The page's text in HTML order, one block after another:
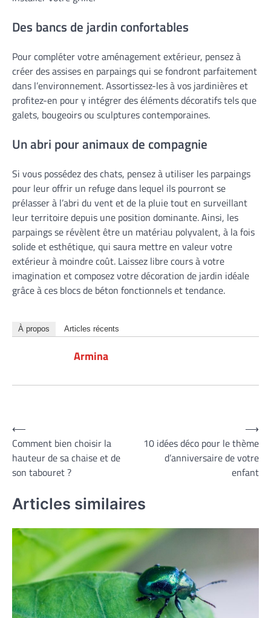
Des bancs de jardin confortables
Pour compléter votre aménagement extérieur, pensez à
créer des assises en parpaings qui se fondront parfaitement
dans l’environnement. Assortissez-les à vos jardinières et
profitez-en pour y intégrer des éléments décoratifs tels que
galets, bougeoirs ou sculptures contemporaines.
Un abri pour animaux de compagnie
Si vous possédez des chats, pensez à utiliser les parpaings
pour leur offrir un refuge dans lequel ils pourront se
prélasser à l’abri du vent et de la pluie tout en surveillant
leur territoire depuis une position dominante. Ainsi, les
parpaings se révèlent être un matériau polyvalent, à la fois
solide et esthétique, qui saura mettre en valeur votre
extérieur à moindre coût. Laissez libre cours à votre
imagination et composez votre décoration de jardin idéale
grâce à ces blocs de béton fonctionnels et tendance.
À propos Articles récents
Armina
Navigation
de
l’article
⟵
Comment bien choisir la
hauteur de sa chaise et de
son tabouret ?
10 idées déco pour le thème
d’anniversaire de votre
enfant
⟶
Articles similaires